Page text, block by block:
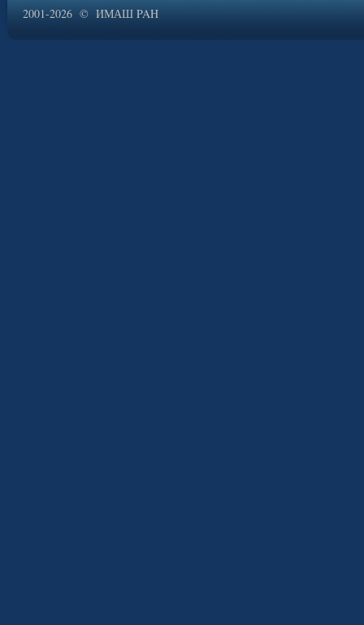
2001-2026 © ИМАШ PAH